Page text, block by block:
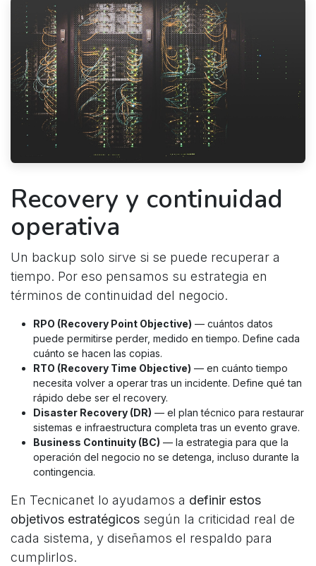
Recovery y continuidad
operativa
Un backup solo sirve si se puede recuperar a
tiempo. Por eso pensamos su estrategia en
términos de continuidad del negocio.
RPO (Recovery Point Objective) — cuántos datos
puede permitirse perder, medido en tiempo. Define cada
cuánto se hacen las copias.
RTO (Recovery Time Objective) — en cuánto tiempo
necesita volver a operar tras un incidente. Define qué tan
rápido debe ser el recovery.
Disaster Recovery (DR) — el plan técnico para restaurar
sistemas e infraestructura completa tras un evento grave.
Business Continuity (BC) — la estrategia para que la
operación del negocio no se detenga, incluso durante la
contingencia.
En Tecnicanet lo ayudamos a definir estos
objetivos estratégicos según la criticidad real de
cada sistema, y diseñamos el respaldo para
cumplirlos.